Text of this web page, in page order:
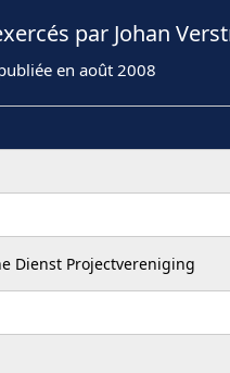
par Johan
en août 2008
Dienst Projectvereniging